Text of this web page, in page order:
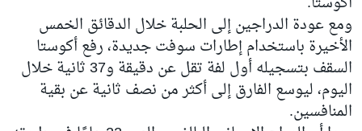
ومع عودة الدراجين إلى الحلبة خلال الدقائق الخمس
الأخيرة باستخدام إطارات سوفت جديدة، رفع أكوستا
السقف بتسجيله أول لفة تقل عن دقيقة و37 ثانية خلال
اليوم، ليوسع الفارق إلى أكثر من نصف ثانية عن بقية
المنافسين.